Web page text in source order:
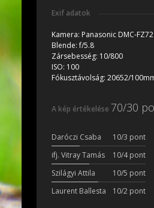
Exif adatok
Kamera: Panasonic DMC-FZ72
Blende:f/5.8
Zársebesség: 10/800
ISO: 100
Fókusztávolság: 20652/
A kép értékelése 70/30
Daróczi Csaba 10/3 pont
ifj. Vitray Tamás
10/4 pont
Szilágyi Attila
10/5 pont
Laurent Ballesta
10/2 pont